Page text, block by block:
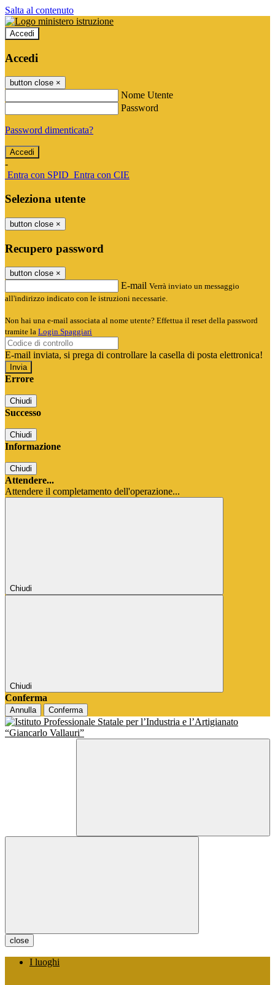
Salta al contenuto
Accedi
Accedi
button close ×
Nome Utente
Password
Password dimenticata?
-
Entra con SPID Entra con CIE
Seleziona utente
button close ×
Recupero password
button close ×
E-mail Verrà inviato un messaggio
all'indirizzo indicato con le istruzioni necessarie.
Non hai una e-mail associata al nome utente? Effettua il reset della password
tramite la Login Spaggiari
E-mail inviata, si prega di controllare la casella di posta elettronica!
Errore
Chiudi
Successo
Chiudi
Informazione
Chiudi
Attendere...
Attendere il completamento dell'operazione...
Chiudi
Chiudi
Conferma
Annulla Conferma
close
I luoghi